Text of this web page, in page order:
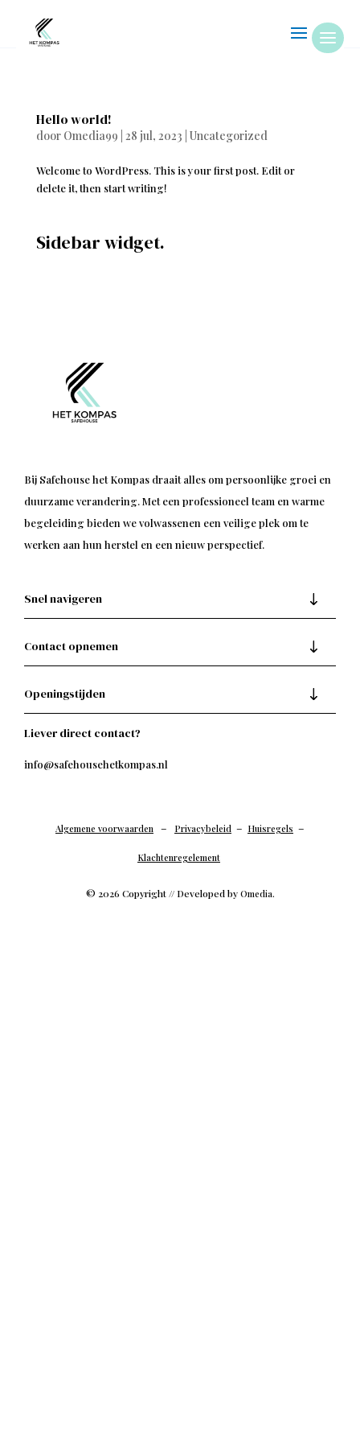
Hello world!
door Omedia99 28 jul, 2023 Uncategorized
Welcome to WordPress. This is your first post. Edit or
delete it, then start writing!
Sidebar widget.
Bij Safehouse het Kompas draait alles om persoonlijke groei en
duurzame verandering. Met een professioneel team en warme
begeleiding bieden we volwassenen een veilige plek om te
werken aan hun herstel en een nieuw perspectief.
Snel navigeren
Contact opnemen
Openingstijden
Liever direct contact?
info@safehousehetkompas.nl
Algemene voorwaarden – Privacybeleid – Huisregels –
Klachtenregelement
© 2026 Copyright // Developed by Omedia.